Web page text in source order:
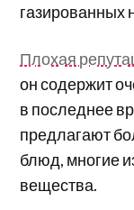
газированных
Плохая
он содержит
в последнее
предлагают
блюд, многие
вещества.